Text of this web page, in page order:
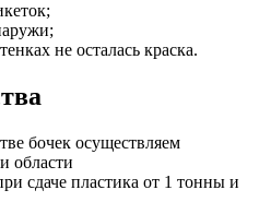
не осталась краска.
бочек осуществляем
области
сдаче пластика от 1 тонны и